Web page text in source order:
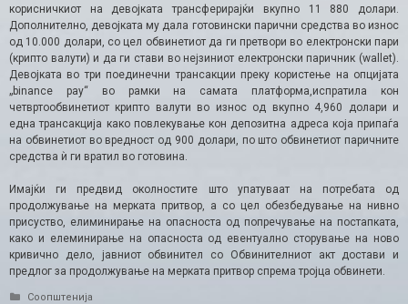
корисничкиот на девојката трансферирајќи вкупно 11 880 долари.
Дополнително, девојката му дала готовински парични средства во износ
од 10.000 долари, со цел обвинетиот да ги претвори во електронски пари
(крипто валути) и да ги стави во нејзиниот електронски паричник (wallet).
Девојката во три поединечни трансакции преку користење на опцијата
„binance pay“ во рамки на самата платформа,испратила кон
четвртообвинетиот крипто валути во износ од вкупно 4,960 долари и
една трансакција како повлекување кон депозитна адреса која припаѓа
на обвинетиот во вредност од 900 долари, по што обвинетиот паричните
средства ѝ ги вратил во готовина.
Имајќи ги предвид околностите што упатуваат на потребата од
продолжување на мерката притвор, а со цел обезбедување на нивно
присуство, елиминирање на опасноста од попречување на постапката,
како и елеминирање на опасноста од евентуално сторување на ново
кривично дело, јавниот обвинител со Обвинителниот акт достави и
предлог за продолжување на мерката притвор спрема тројца обвинети.
Categories
Соопштенија